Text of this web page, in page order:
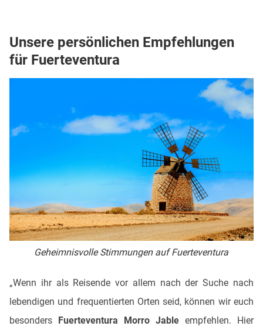
Unsere persönlichen Empfehlungen
für Fuerteventura
Geheimnisvolle Stimmungen auf Fuerteventura
„Wenn ihr als Reisende vor allem nach der Suche nach
lebendigen und frequentierten Orten seid, können wir euch
besonders
Fuerteventura Morro Jableempfehlen. Hier